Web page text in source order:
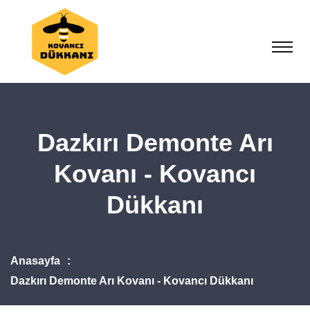
Dazkırı Demonte Arı
Kovanı - Kovancı
Dükkanı
Anasayfa
Dazkırı Demonte Arı Kovanı - Kovancı Dükkanı